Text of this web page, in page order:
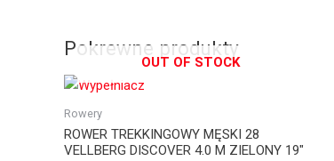
Pokrewne produkty
OUT OF STOCK
Rowery
ROWER TREKKINGOWY MĘSKI 28
VELLBERG DISCOVER 4.0 M ZIELONY 19″